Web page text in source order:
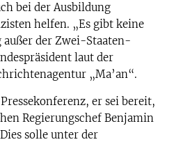
bei der Ausbildung
helfen. „Es gibt keine
außer der Zwei-Staaten-
laut der
„Ma’an“.
er sei bereit,
Regierungschef Benjamin
solle unter der